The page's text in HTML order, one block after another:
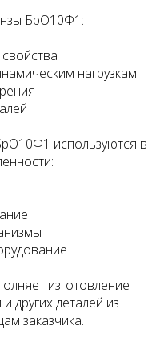
БрО10Ф1:
нагрузкам
используются в
изготовление
других деталей из
заказчика.